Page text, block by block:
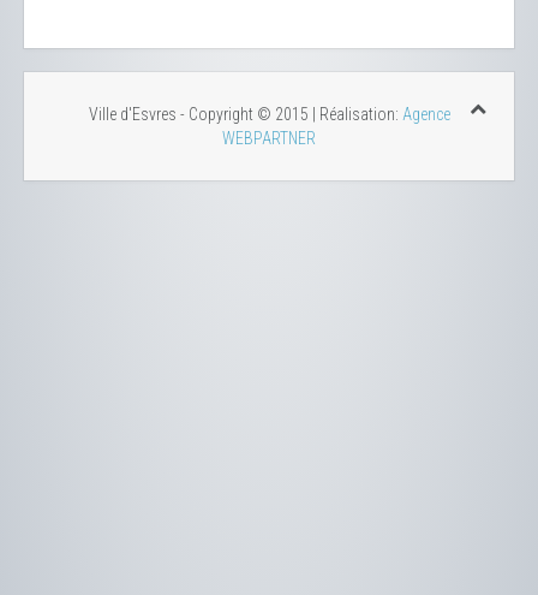
Ville d'Esvres - Copyright © 2015 | Réalisation: Agence
WEBPARTNER